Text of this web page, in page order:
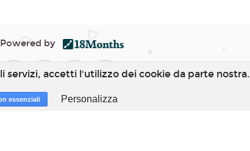
Powered by
© 18Months, 2026. All rights reserved
servizi, accetti l'utilizzo dei cookie da parte nostra.
essenziali Personalizza